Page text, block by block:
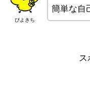
ぴよきち
簡単な自
ス